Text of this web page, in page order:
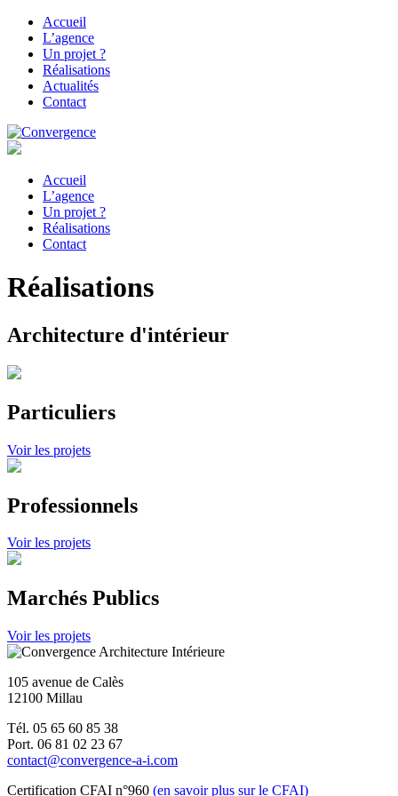
Accueil
L’agence
Un projet ?
Réalisations
Actualités
Contact
Accueil
L’agence
Un projet ?
Réalisations
Contact
Réalisations
Architecture d'intérieur
Particuliers
Voir les projets
Professionnels
Voir les projets
Marchés Publics
Voir les projets
105 avenue de Calès
12100 Millau
Tél. 05 65 60 85 38
Port. 06 81 02 23 67
contact@convergence-a-i.com
Certification CFAI n°960 (en savoir plus sur le CFAI)